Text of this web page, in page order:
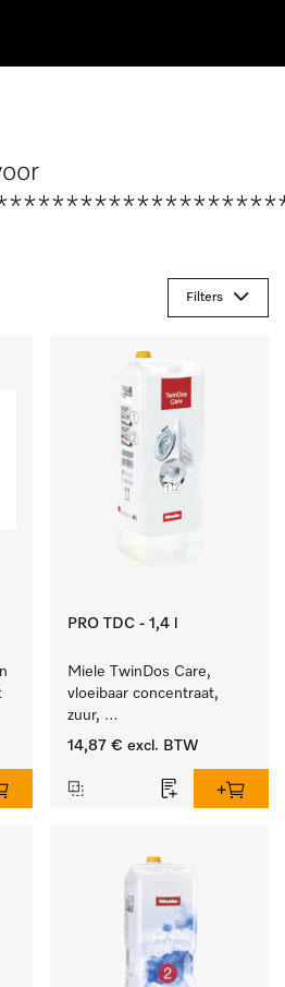
Filters
PRO TDC - 1,4 l
Miele TwinDos Care,
vloeibaar concentraat,
zuur,
1,4 l Reinigingsmiddel
doseersysteem.
14,87 € excl. BTW